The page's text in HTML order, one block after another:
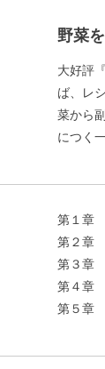
野菜
大好評
ば、レ
菜から
につく一
第１章
第２章
第３章
第４章
第５章